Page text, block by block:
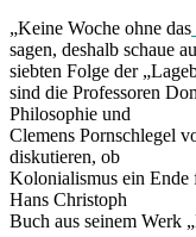
„Keine Woche ohne das
sagen, deshalb schaue
siebten Folge der
sind die Professoren
Philosophie und
Clemens Pornschlegel
diskutieren, ob
Kolonialismus ein Ende
Hans Christoph
Buch aus seinem Werk